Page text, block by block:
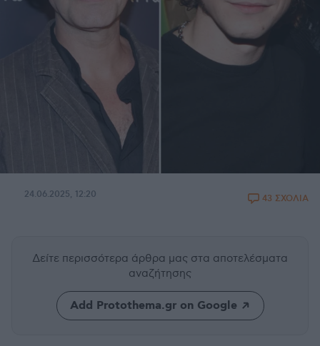
24.06.2025, 12:20 43 ΣΧΟΛΙΑ
Δείτε περισσότερα άρθρα μας στα αποτελέσματα
αναζήτησης
Add Protothema.gr on Google